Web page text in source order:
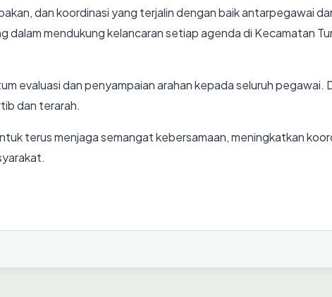
dan koordinasi yang terjalin dengan baik antarpegawai
mendukung kelancaran setiap agenda di Kecamatan
evaluasi dan penyampaian arahan kepada seluruh pegawai.
dan terarah.
terus menjaga semangat kebersamaan, meningkatkan